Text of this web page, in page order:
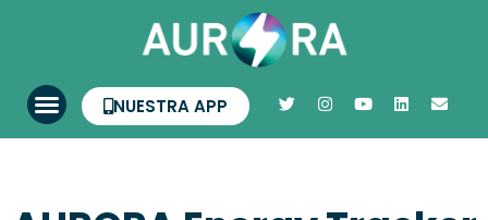
NUESTRA APP